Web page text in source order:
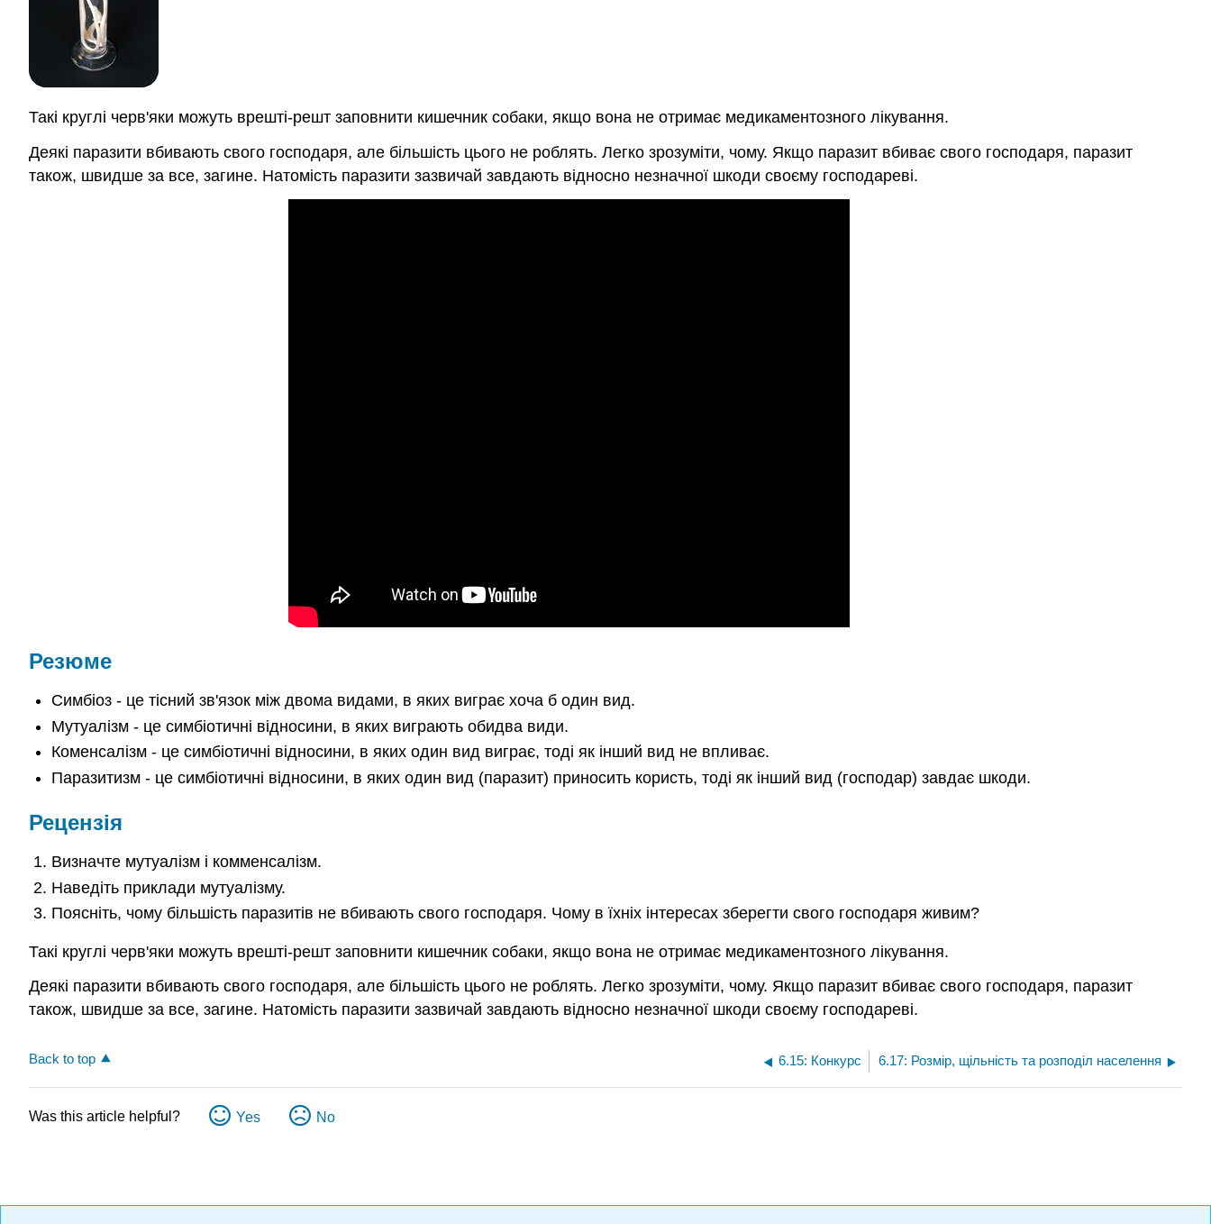
Такі круглі черв'яки можуть врешті-решт заповнити кишечник собаки, якщо вона не отримає медикаментозного лікування.
Деякі паразити вбивають свого господаря, але більшість цього не роблять. Легко зрозуміти, чому. Якщо паразит вбиває свого господаря, паразит
також, швидше за все, загине. Натомість паразити зазвичай завдають відносно незначної шкоди своєму господареві.
Резюме
Симбіоз - це тісний зв'язок між двома видами, в яких виграє хоча б один вид.
Мутуалізм - це симбіотичні відносини, в яких виграють обидва види.
Коменсалізм - це симбіотичні відносини, в яких один вид виграє, тоді як інший вид не впливає.
Паразитизм - це симбіотичні відносини, в яких один вид (паразит) приносить користь, тоді як інший вид (господар) завдає шкоди.
Рецензія
Визначте мутуалізм і комменсалізм.
Наведіть приклади мутуалізму.
Поясніть, чому більшість паразитів не вбивають свого господаря. Чому в їхніх інтересах зберегти свого господаря живим?
Такі круглі черв'яки можуть врешті-решт заповнити кишечник собаки, якщо вона не отримає медикаментозного лікування.
Деякі паразити вбивають свого господаря, але більшість цього не роблять. Легко зрозуміти, чому. Якщо паразит вбиває свого господаря, паразит
також, швидше за все, загине. Натомість паразити зазвичай завдають відносно незначної шкоди своєму господареві.
Back to top 6.15: Конкурс 6.17: Розмір, щільність та розподіл населення
Was this article helpful? Yes No